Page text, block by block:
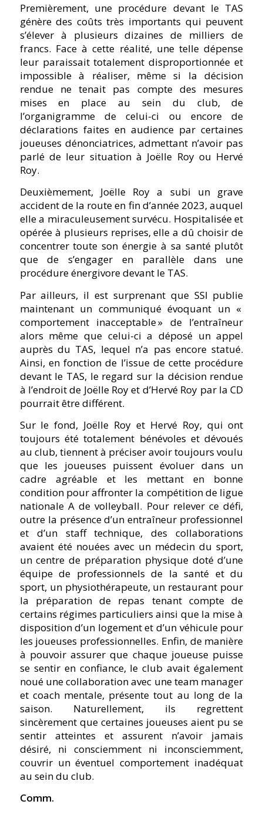
Premièrement, une procédure devant le TAS
génère des coûts très importants qui peuvent
s’élever à plusieurs dizaines de milliers de
francs. Face à cette réalité, une telle dépense
leur paraissait totalement disproportionnée et
impossible à réaliser, même si la décision
rendue ne tenait pas compte des mesures
mises en place au sein du club, de
l’organigramme de celui-ci ou encore de
déclarations faites en audience par certaines
joueuses dénonciatrices, admettant n’avoir pas
parlé de leur situation à Joëlle Roy ou Hervé
Roy.
Deuxièmement, Joëlle Roy a subi un grave
accident de la route en fin d’année 2023, auquel
elle a miraculeusement survécu. Hospitalisée et
opérée à plusieurs reprises, elle a dû choisir de
concentrer toute son énergie à sa santé plutôt
que de s’engager en parallèle dans une
procédure énergivore devant le TAS.
Par ailleurs, il est surprenant que SSI publie
maintenant un communiqué évoquant un «
comportement inacceptable » de l’entraîneur
alors même que celui-ci a déposé un appel
auprès du TAS, lequel n’a pas encore statué.
Ainsi, en fonction de l’issue de cette procédure
devant le TAS, le regard sur la décision rendue
à l’endroit de Joëlle Roy et d’Hervé Roy par la CD
pourrait être différent.
Sur le fond, Joëlle Roy et Hervé Roy, qui ont
toujours été totalement bénévoles et dévoués
au club, tiennent à préciser avoir toujours voulu
que les joueuses puissent évoluer dans un
cadre agréable et les mettant en bonne
condition pour affronter la compétition de ligue
nationale A de volleyball. Pour relever ce défi,
outre la présence d’un entraîneur professionnel
et d’un staff technique, des collaborations
avaient été nouées avec un médecin du sport,
un centre de préparation physique doté d’une
équipe de professionnels de la santé et du
sport, un physiothérapeute, un restaurant pour
la préparation de repas tenant compte de
certains régimes particuliers ainsi que la mise à
disposition d’un logement et d’un véhicule pour
les joueuses professionnelles. Enfin, de manière
à pouvoir assurer que chaque joueuse puisse
se sentir en confiance, le club avait également
noué une collaboration avec une team manager
et coach mentale, présente tout au long de la
saison. Naturellement, ils regrettent
sincèrement que certaines joueuses aient pu se
sentir atteintes et assurent n’avoir jamais
désiré, ni consciemment ni inconsciemment,
couvrir un éventuel comportement inadéquat
au sein du club.
Comm.